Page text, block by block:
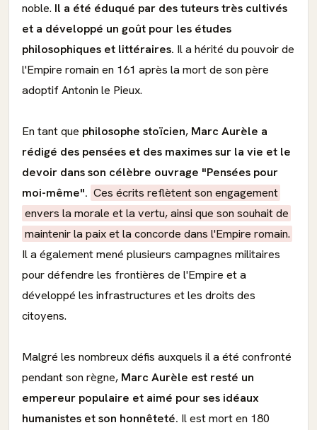
noble. Il a été éduqué par des tuteurs très cultivés
et a développé un goût pour les études
philosophiques et littéraires. Il a hérité du pouvoir de
l'Empire romain en 161 après la mort de son père
adoptif Antonin le Pieux.
En tant que philosophe stoïcien, Marc Aurèle a
rédigé des pensées et des maximes sur la vie et le
devoir dans son célèbre ouvrage "Pensées pour
moi-même". Ces écrits reflètent son engagement
envers la morale et la vertu, ainsi que son souhait de
maintenir la paix et la concorde dans l'Empire romain.
Il a également mené plusieurs campagnes militaires
pour défendre les frontières de l'Empire et a
développé les infrastructures et les droits des
citoyens.
Malgré les nombreux défis auxquels il a été confronté
pendant son règne, Marc Aurèle est resté un
empereur populaire et aimé pour ses idéaux
humanistes et son honnêteté. Il est mort en 180